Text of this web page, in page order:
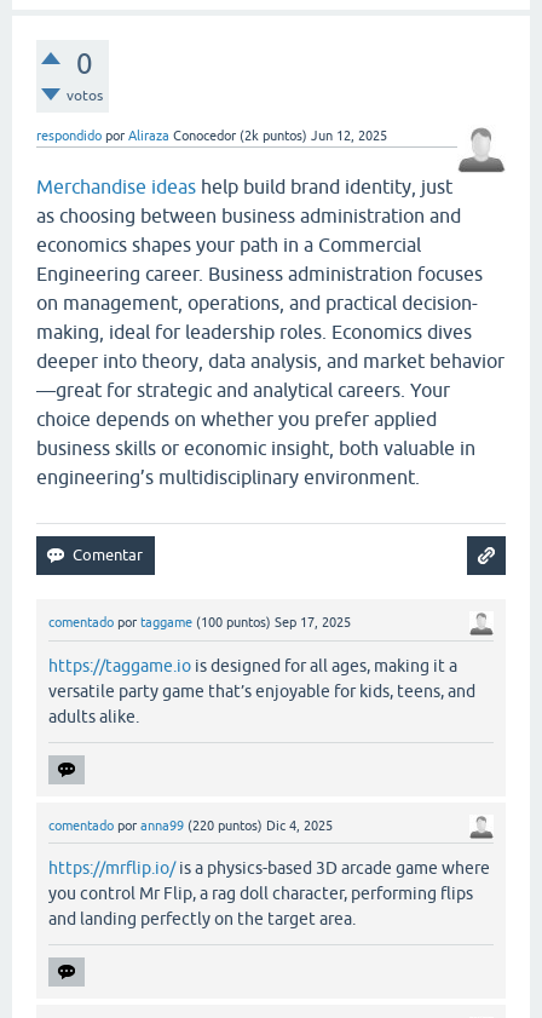
0
votos
respondido por Aliraza Conocedor (2k puntos) Jun 12, 2025
Merchandise ideas help build brand identity, just
as choosing between business administration and
economics shapes your path in a Commercial
Engineering career. Business administration focuses
on management, operations, and practical decision-
making, ideal for leadership roles. Economics dives
deeper into theory, data analysis, and market behavior
—great for strategic and analytical careers. Your
choice depends on whether you prefer applied
business skills or economic insight, both valuable in
engineering’s multidisciplinary environment.
comentado por taggame (100 puntos) Sep 17, 2025
https://taggame.io is designed for all ages, making it a
versatile party game that’s enjoyable for kids, teens, and
adults alike.
comentado por anna99 (220 puntos) Dic 4, 2025
https://mrflip.io/is a physics-based 3D arcade game where
you control Mr Flip, a rag doll character, performing flips
and landing perfectly on the target area.